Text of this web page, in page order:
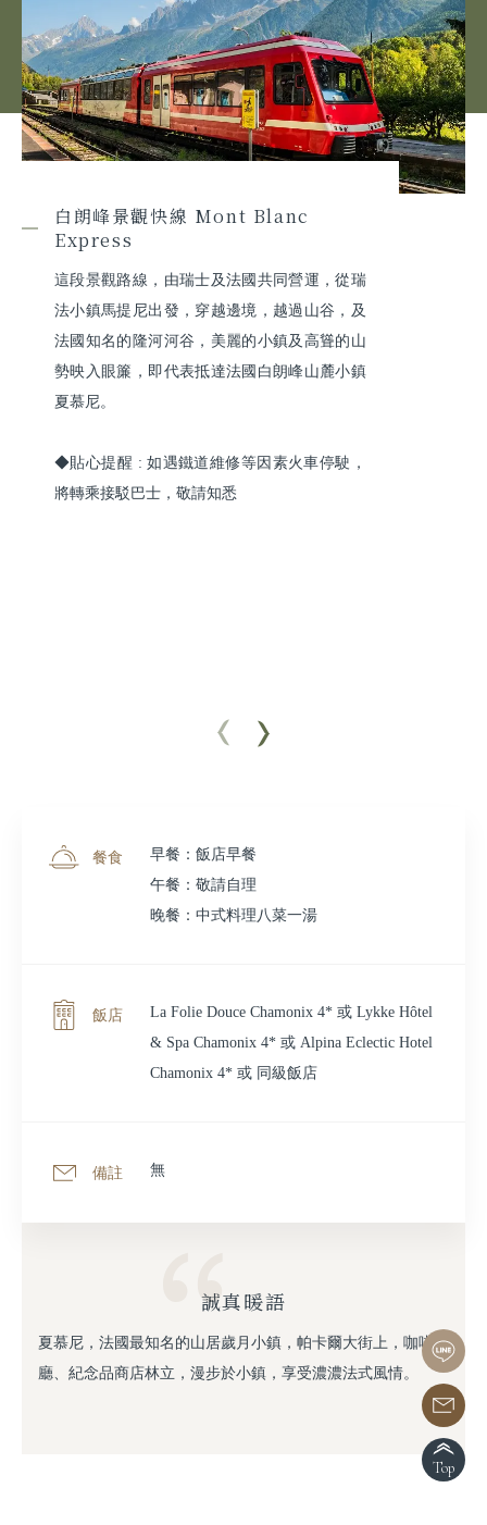
白朗峰景觀快線 Mont Blanc
Express
這段景觀路線，由瑞士及法國共同營運，從瑞
法小鎮馬提尼出發，穿越邊境，越過山谷，及
法國知名的隆河河谷，美麗的小鎮及高聳的山
勢映入眼簾，即代表抵達法國白朗峰山麓小鎮
夏慕尼。
◆貼心提醒 : 如遇鐵道維修等因素火車停駛，
將轉乘接駁巴士，敬請知悉
餐食
早餐：飯店早餐
午餐：敬請自理
晚餐：中式料理八菜一湯
飯店
La Folie Douce Chamonix 4* 或 Lykke Hôtel
& Spa Chamonix 4* 或 Alpina Eclectic Hotel
Chamonix 4* 或 同級飯店
備註 無
誠真暖語
夏慕尼，法國最知名的山居歲月小鎮，帕卡爾大街上，咖啡
廳、紀念品商店林立，漫步於小鎮，享受濃濃法式風情。
Top